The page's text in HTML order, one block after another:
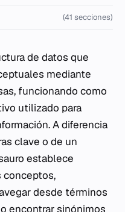
(41 secciones)
de datos que
mediante
funcionando como
utilizado para
A diferencia
clave o de un
establece
conceptos,
desde términos
encontrar sinónimos